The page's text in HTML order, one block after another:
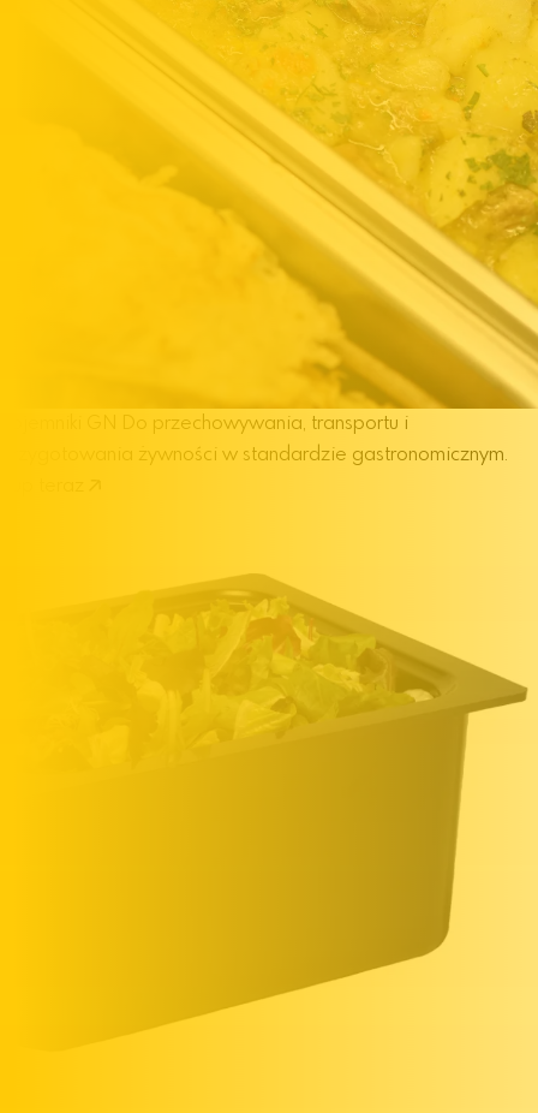
Do przechowywania, transportu i
przygotowania żywności w standardzie gastronomicznym.